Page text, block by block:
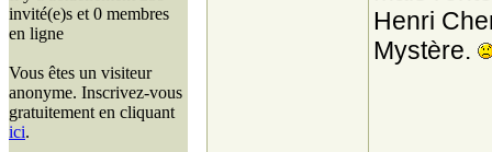
invité(e)s et 0 membres
en ligne
Vous êtes un visiteur
anonyme. Inscrivez-vous
gratuitement en cliquant
ici.
Henri
Mystère.